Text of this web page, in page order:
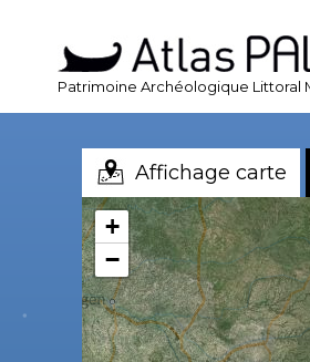
Patrimoine Archéologique Littoral
Affichage carte
+
−